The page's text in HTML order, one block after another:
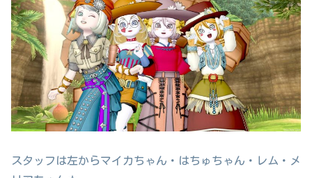
スタッフは左からマイカちゃん・はちゅちゃん・レム・メ